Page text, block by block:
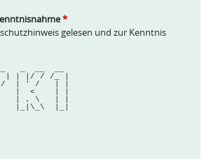
*
gelesen und zur Kenntnis
| | |/ / /_ |
/  | ' /   | |
|  <    | |
| . \   | |
|_|\_\  |_|